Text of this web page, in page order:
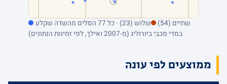
שתיים (54)
שלוש (23) · כל 77 הסלים מהשדה שקלע
במדי מכבי ביורוליג (מ-2007 ואילך, לפי זמינות הנתונים)
ממוצעים לפי עונה